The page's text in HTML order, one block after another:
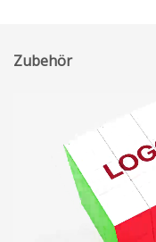
Zubehör